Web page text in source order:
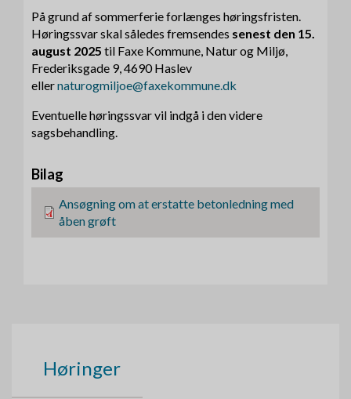
På grund af sommerferie forlænges høringsfristen.
Høringssvar skal således fremsendes senest den 15.
august 2025 til Faxe Kommune, Natur og Miljø,
Frederiksgade 9, 4690 Haslev
ellernaturogmiljoe@faxekommune.dk
Eventuelle høringssvar vil indgå i den videre
sagsbehandling.
Bilag
l
Ansøgning om at erstatte betonledning med
åben grøft
Høringer